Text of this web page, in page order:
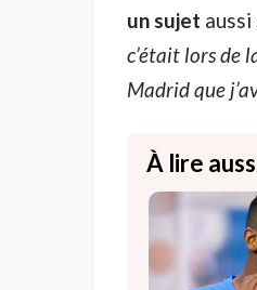
un sujet aussi
c’était lors de
Madrid que
À lire